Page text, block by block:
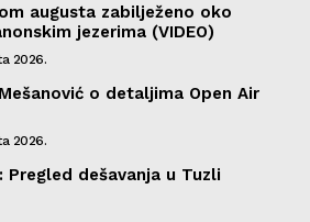
augusta zabilježeno oko
jezerima (VIDEO)
2026.
o detaljima Open Air
2026.
Pregled dešavanja u Tuzli